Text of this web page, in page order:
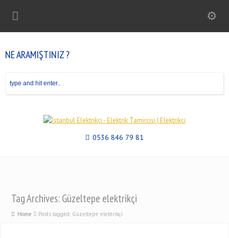
NE ARAMIŞTINIZ ?
0536 846 79 81
Tag Archives: Güzeltepe elektrikçi
Home Posts tagged: Güzeltepe elektrikçi